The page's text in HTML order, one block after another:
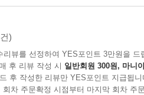
해보자.
)
리뷰를 선정하여 YES포인트 3만원을 드
후 리뷰 작성 시 일반회원 300원, 마니
후 작성한 리뷰만 YES포인트 지급됩니
회차 주문확정 시점부터 마지막 회차 주